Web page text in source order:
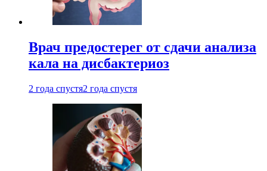
Врач предостерег от сдачи анализа
кала на дисбактериоз
2 года спустя2 года спустя